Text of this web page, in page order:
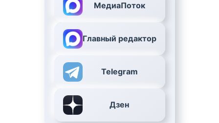
МедиаПоток
Главный редактор
Telegram
Дзен